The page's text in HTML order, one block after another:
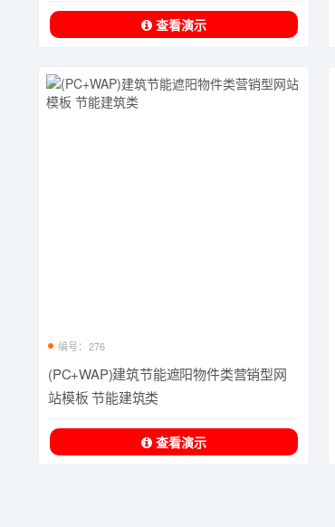
查看演示
编号：276
(PC+WAP)建筑节能遮阳物件类营销型网
站模板 节能建筑类
查看演示